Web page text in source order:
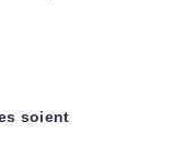
soient